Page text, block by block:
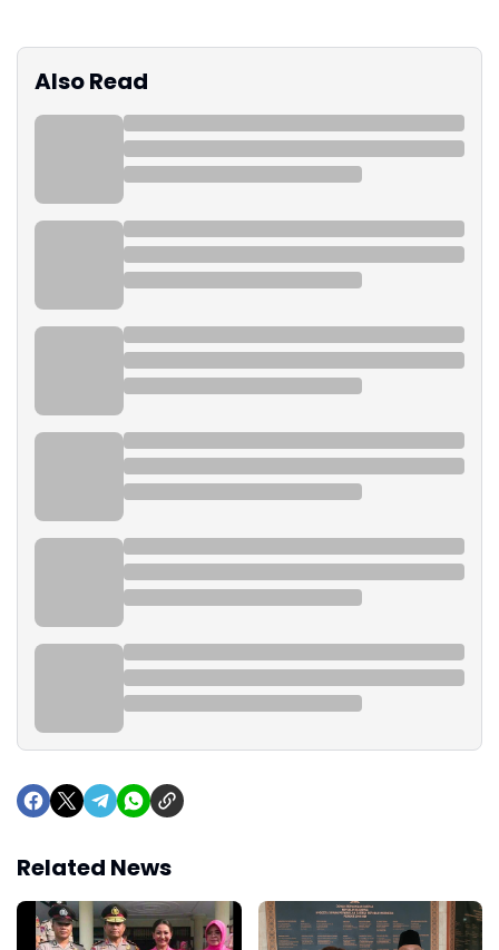
Also Read
Related News